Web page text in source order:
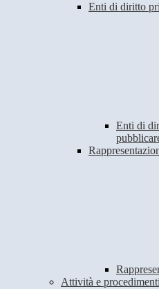
Enti di diritto
Enti di
Attività e procedimenti